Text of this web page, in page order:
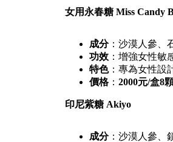
女用永春糖 Miss Candy
成分：沙漠人參、
功效 ：增強女性敏
特色：專為女性設
價格： 2000元/盒8
印尼紫糖 Akiyo
成分：沙漠人參、